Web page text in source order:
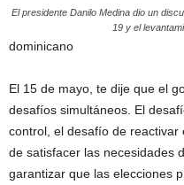
El presidente Danilo Medina dio un
19 y el
dominicano
El 15 de mayo, te dije que el
desafíos simultáneos. El
control, el desafío de
de satisfacer las necesidades
garantizar que las elecciones